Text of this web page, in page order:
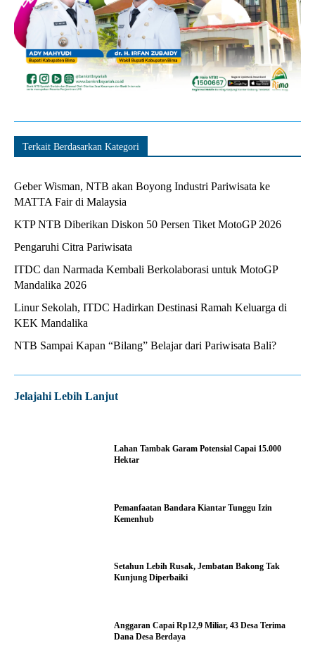
Terkait Berdasarkan Kategori
Geber Wisman, NTB akan Boyong Industri Pariwisata ke
MATTA Fair di Malaysia
KTP NTB Diberikan Diskon 50 Persen Tiket MotoGP 2026
Pengaruhi Citra Pariwisata
ITDC dan Narmada Kembali Berkolaborasi untuk MotoGP
Mandalika 2026
Linur Sekolah, ITDC Hadirkan Destinasi Ramah Keluarga di
KEK Mandalika
NTB Sampai Kapan “Bilang” Belajar dari Pariwisata Bali?
Jelajahi Lebih Lanjut
Lahan Tambak Garam Potensial Capai 15.000
Hektar
Pemanfaatan Bandara Kiantar Tunggu Izin
Kemenhub
Setahun Lebih Rusak, Jembatan Bakong Tak
Kunjung Diperbaiki
Anggaran Capai Rp12,9 Miliar, 43 Desa Terima
Dana Desa Berdaya